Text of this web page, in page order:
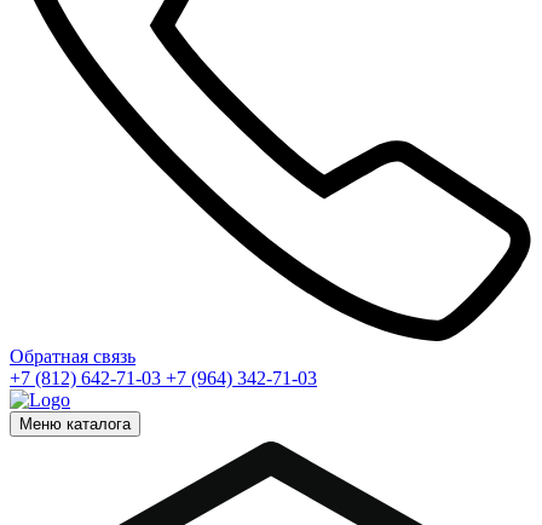
Обратная связь
+7 (812) 642-71-03 +7 (964) 342-71-03
Меню каталога